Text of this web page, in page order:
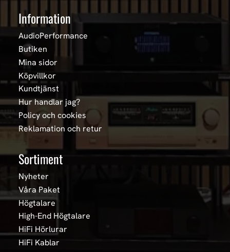
Information
AudioPerformance
Butiken
Mina sidor
Köpvillkor
Kundtjänst
Hur handlar jag?
Policy och cookies
Reklamation och retur
Sortiment
Nyheter
Våra Paket
Högtalare
High-End Högtalare
HiFi Hörlurar
HiFi Kablar